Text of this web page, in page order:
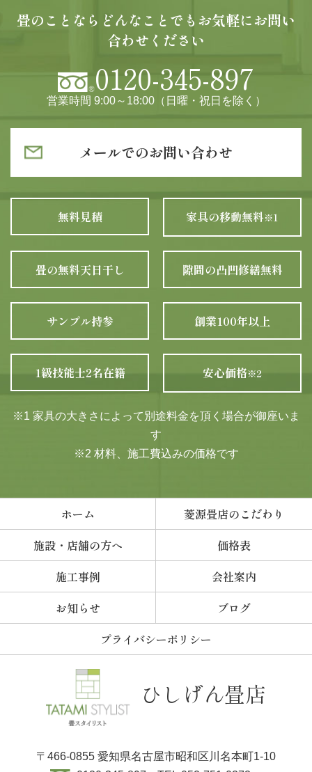
畳のことならどんなことでもお気軽にお問い
合わせください
0120-345-897
営業時間 9:00～18:00（日曜・祝日を除く）
メールでのお問い合わせ
無料見積 家具の移動無料※1
畳の無料天日干し 隙間の凸凹修繕無料
サンプル持参 創業100年以上
1級技能士2名在籍 安心価格※2
※1 家具の大きさによって別途料金を頂く場合が御座いま
す
※2 材料、施工費込みの価格です
ホーム
菱源畳店のこだわり
施設・店舗の方へ
価格表
施工事例
会社案内
お知らせ
ブログ
プライバシーポリシー
ひしげん畳店
〒466-0855 愛知県名古屋市昭和区川名本町1-10